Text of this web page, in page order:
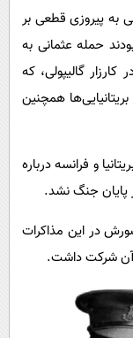
به پیروزی قطعی بر
حمله عثمانی به
گالیپولی، که
همچنین
و فرانسه درباره
پایان جنگ نشد.
در این مذاکرات
آن شرکت داشت.